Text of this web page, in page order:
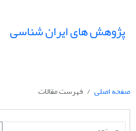
پژوهش های ایران شناسی
صفحه اصلی
فهرست مقالات